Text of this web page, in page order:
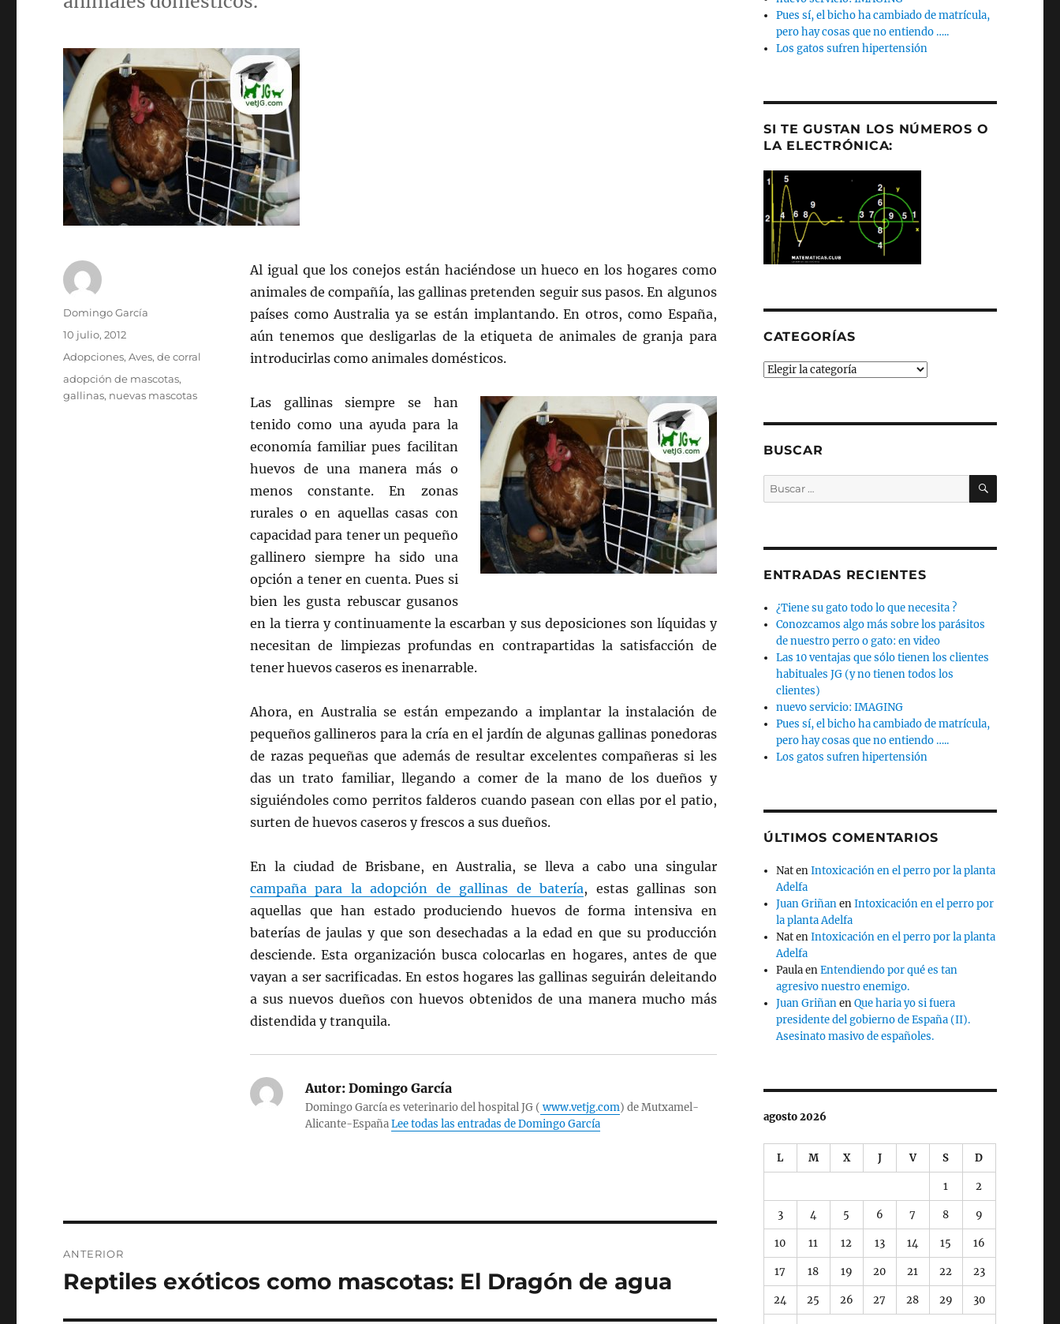
Al igual que los conejos están haciéndose un hueco en los hogares como
animales de compañía, las gallinas pretenden seguir sus pasos. En algunos
países como Australia ya se están implantando. En otros, como España,
aún tenemos que desligarlas de la etiqueta de animales de granja para
introducirlas como animales domésticos.
Las gallinas siempre se han
tenido como una ayuda para la
economía familiar pues facilitan
huevos de una manera más o
menos constante. En zonas
rurales o en aquellas casas con
capacidad para tener un pequeño
gallinero siempre ha sido una
opción a tener en cuenta. Pues si
bien les gusta rebuscar gusanos
en la tierra y continuamente la escarban y sus deposiciones son líquidas y
necesitan de limpiezas profundas en contrapartidas la satisfacción de
tener huevos caseros es inenarrable.
Ahora, en Australia se están empezando a implantar la instalación de
pequeños gallineros para la cría en el jardín de algunas gallinas ponedoras
de razas pequeñas que además de resultar excelentes compañeras si les
das un trato familiar, llegando a comer de la mano de los dueños y
siguiéndoles como perritos falderos cuando pasean con ellas por el patio,
surten de huevos caseros y frescos a sus dueños.
En la ciudad de Brisbane, en Australia, se lleva a cabo una singular
campaña para la adopción de gallinas de batería, estas gallinas son
aquellas que han estado produciendo huevos de forma intensiva en
baterías de jaulas y que son desechadas a la edad en que su producción
desciende. Esta organización busca colocarlas en hogares, antes de que
vayan a ser sacrificadas. En estos hogares las gallinas seguirán deleitando
a sus nuevos dueños con huevos obtenidos de una manera mucho más
distendida y tranquila.
Autor:Domingo García
Domingo García es veterinario del hospital JG ( www.vetjg.com) de Mutxamel-
Alicante-EspañaLee todas las entradas de Domingo García
Autor
Domingo García
Publicado
10 julio, 2012
Categorías
Adopciones,Aves,de corral
Etiquetas
adopción de mascotas,
gallinas, nuevas mascotas
de
ANTERIOR
Entrada
Reptiles exóticos como mascotas: El Dragón de agua
Pues sí, el bicho ha cambiado de matrícula,
pero hay cosas que no entiendo …..
Los gatos sufren hipertensión
SI TE GUSTAN LOS NÚMEROS O
LA ELECTRÓNICA:
CATEGORÍAS
Categorías
BUSCAR
Buscar
por:
BUSCAR
ENTRADAS RECIENTES
¿Tiene su gato todo lo que necesita ?
Conozcamos algo más sobre los parásitos
de nuestro perro o gato: en video
Las 10 ventajas que sólo tienen los clientes
habituales JG (y no tienen todos los
clientes)
nuevo servicio: IMAGING
Pues sí, el bicho ha cambiado de matrícula,
pero hay cosas que no entiendo …..
Los gatos sufren hipertensión
ÚLTIMOS COMENTARIOS
NatenIntoxicación en el perro por la planta
Adelfa
Juan GriñanenIntoxicación en el perro por
la planta Adelfa
NatenIntoxicación en el perro por la planta
Adelfa
PaulaenEntendiendo por qué es tan
agresivo nuestro enemigo.
Juan GriñanenQue haria yo si fuera
presidente del gobierno de España (II).
Asesinato masivo de españoles.
agosto 2026
L M X J V S D
1 2
3 4 5 6 7 8 9
10 11 12 13 14 15 16
17 18 19 20 21 22 23
24 25 26 27 28 29 30